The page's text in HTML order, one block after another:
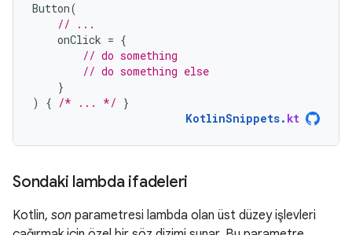
Button(
// ...
onClick = {
// do something
// do something else
}
)
{ /* ... */ }
KotlinSnippets. kt
Sondaki lambda ifadeleri
Kotlin, son parametresi lambda olan üst düzey işlevleri